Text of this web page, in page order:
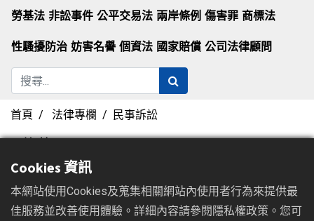
勞基法 非訟事件 公平交易法 兩岸條例 傷害罪 商標法
性騷擾防治 妨害名譽 個資法 國家賠償 公司法律顧問
首頁 法律專欄 民事訴訟
AI詐騙 ×
Cookies 資訊
本網站使用Cookies及蒐集相關網站內使用者行為來提供最
佳服務並改善使用體驗。詳細內容請參閱隱私權政策。您可